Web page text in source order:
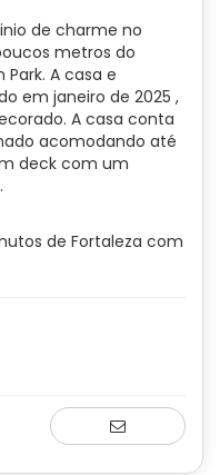
de charme no
metros do
A casa e
em janeiro de 2025 ,
A casa conta
acomodando até
deck com um
de Fortaleza com